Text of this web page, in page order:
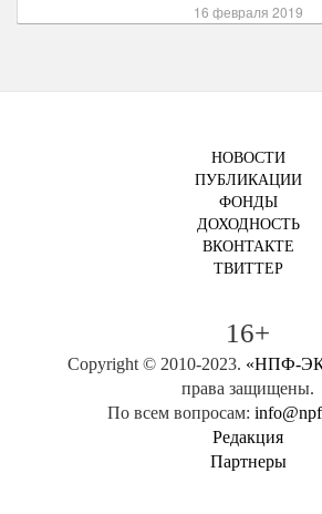
16 февраля 2019
НОВОСТИ
ПУБЛИКАЦИИ
ФОНДЫ
ДОХОДНОСТЬ
ВКОНТАКТЕ
ТВИТТЕР
16+
Copyright © 2010-2023. «НПФ-
права защищены.
По всем вопросам:
Редакция
Партнеры